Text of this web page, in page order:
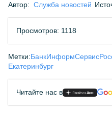
Автор: Служба новостей
Просмотров: 1118
Метки:БанкИнформСервис
Екатеринбург
Читайте нас в